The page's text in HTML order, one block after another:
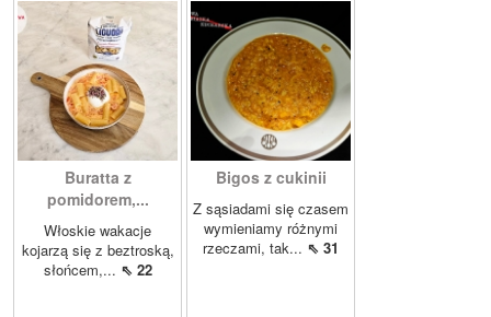
Buratta z
pomidorem,...
Włoskie wakacje
kojarzą się z beztroską,
słońcem,... ⇖ 22
Bigos z cukinii
Z sąsiadami się czasem
wymieniamy różnymi
rzeczami, tak... ⇖ 31